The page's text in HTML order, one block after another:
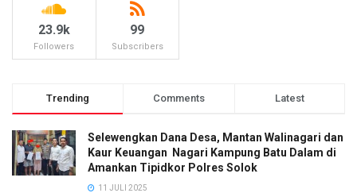
23.9k
Followers
99
Subscribers
Trending Comments Latest
Selewengkan Dana Desa, Mantan Walinagari dan
Kaur Keuangan Nagari Kampung Batu Dalam di
Amankan Tipidkor Polres Solok
11 JULI 2025